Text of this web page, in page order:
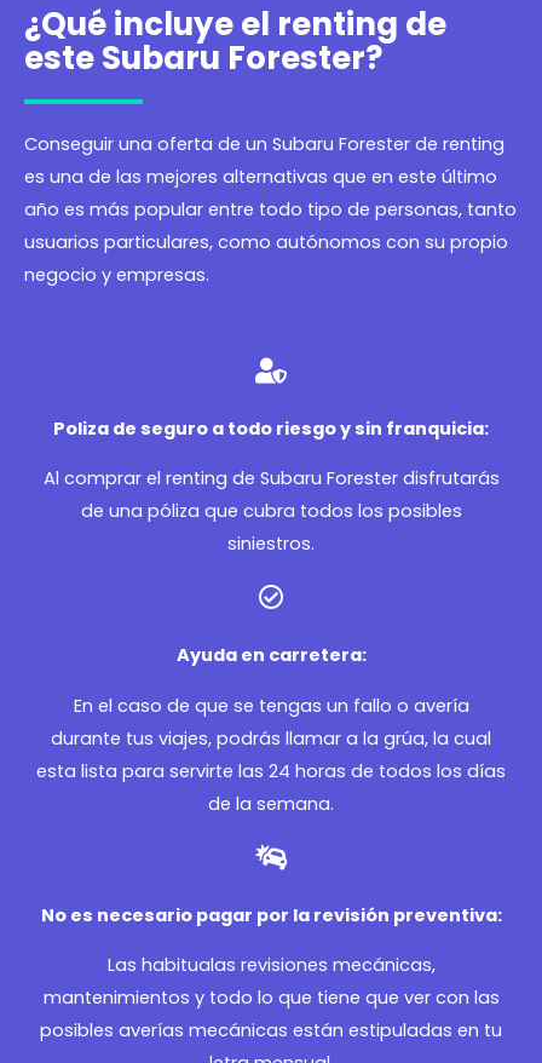
¿Qué incluye el renting de
este Subaru Forester?
Conseguir una oferta de un Subaru Forester de renting
es una de las mejores alternativas que en este último
año es más popular entre todo tipo de personas, tanto
usuarios particulares, como autónomos con su propio
negocio y empresas.
Poliza de seguro a todo riesgo y sin franquicia:
Al comprar el renting de Subaru Forester disfrutarás
de una póliza que cubra todos los posibles
siniestros.
Ayuda en carretera:
En el caso de que se tengas un fallo o avería
durante tus viajes, podrás llamar a la grúa, la cual
esta lista para servirte las 24 horas de todos los días
de la semana.
No es necesario pagar por la revisión preventiva:
Las habitualas revisiones mecánicas,
mantenimientos y todo lo que tiene que ver con las
posibles averías mecánicas están estipuladas en tu